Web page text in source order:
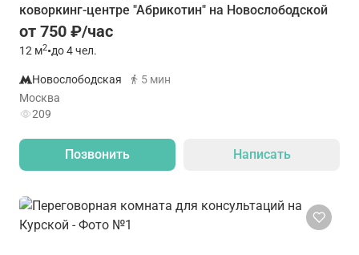
коворкинг-центре "Абрикотин" на Новослободской
от 750 ₽/час
12 м2•до 4 чел.
Новослободская
5 мин
Москва
209
Позвонить Написать